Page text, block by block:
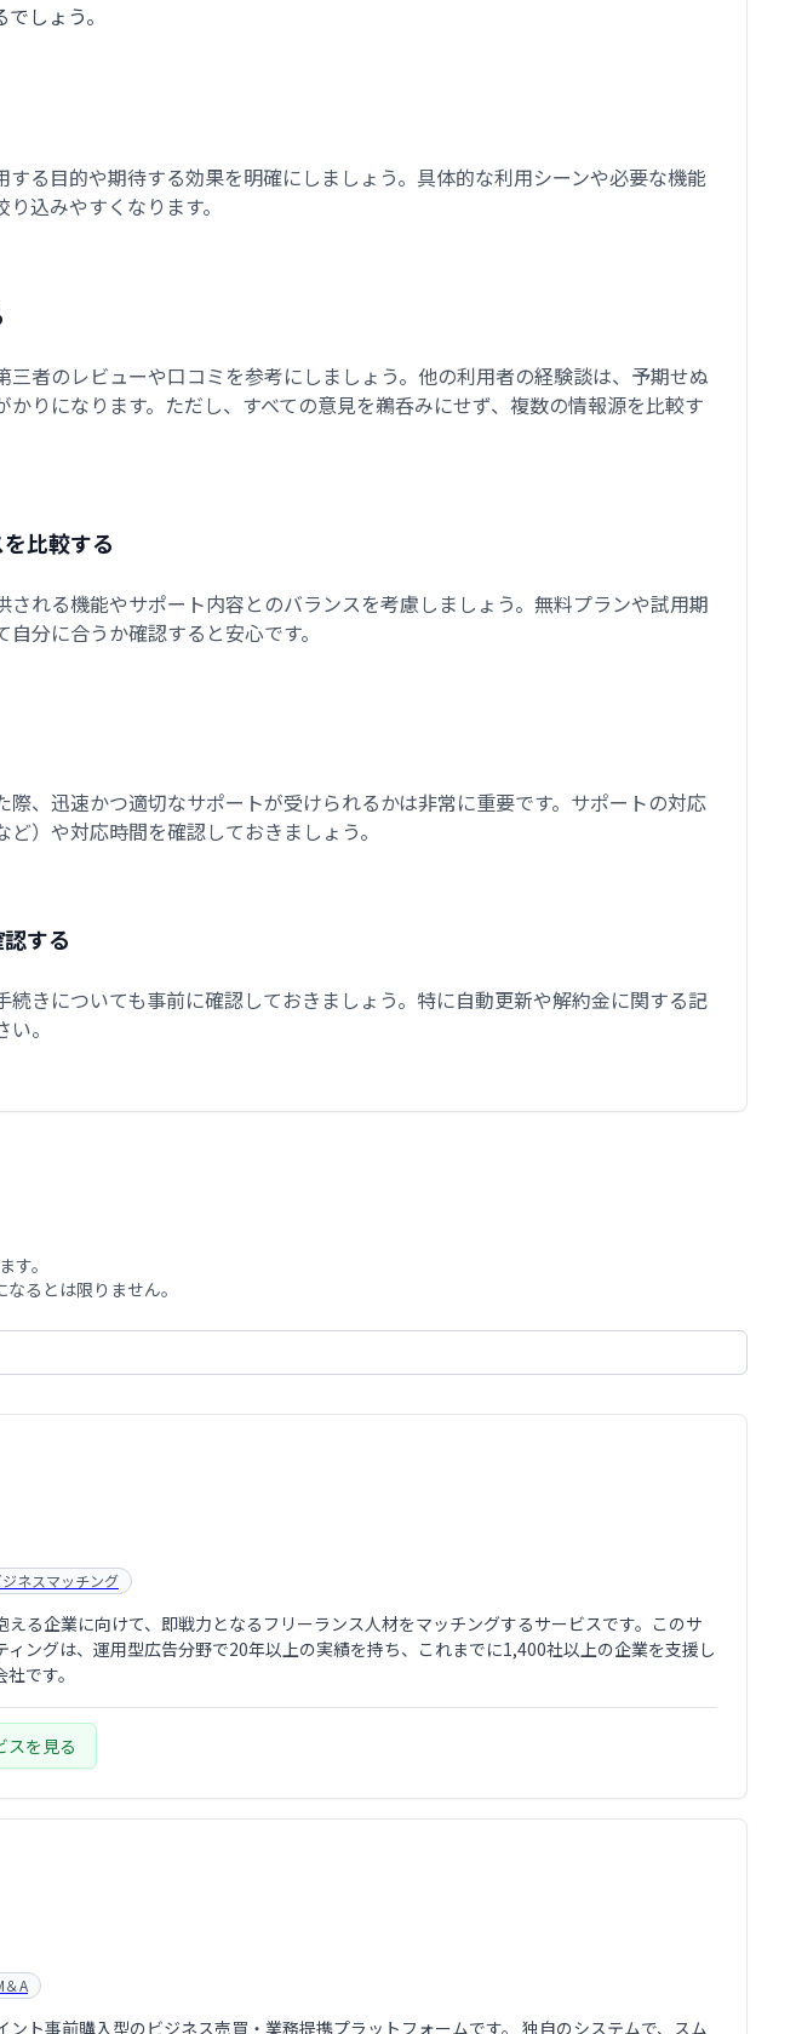
しょう。
する目的や期待する効果を明確にしましょう。具体的な利用シーンや必要な機能
込みやすくなります。
三者のレビューや口コミを参考にしましょう。他の利用者の経験談は、予期せぬ
かりになります。ただし、すべての意見を鵜呑みにせず、複数の情報源を比較す
比較する
される機能やサポート内容とのバランスを考慮しましょう。無料プランや試用期
分に合うか確認すると安心です。
際、迅速かつ適切なサポートが受けられるかは非常に重要です。サポートの対応
）や対応時間を確認しておきましょう。
する
続きについても事前に確認しておきましょう。特に自動更新や解約金に関する記
。
。
るとは限りません。
ジネスマッチング
る企業に向けて、即戦力となるフリーランス人材をマッチングするサービスです。このサ
ングは、運用型広告分野で20年以上の実績を持ち、これまでに1,400社以上の企業を支援し
です。
スを見る
＆A
ト事前購入型のビジネス売買・業務提携プラットフォームです。 独自のシステムで、スム